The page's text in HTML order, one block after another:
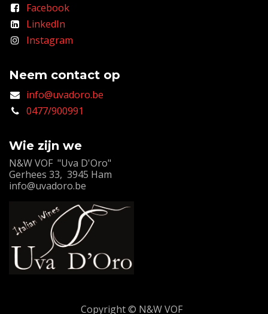
Facebook
LinkedIn
Instagram
Neem contact op
info@uvadoro.be
0477/900991
Wie zijn we
N&W VOF "Uva D'Oro"
Gerhees 33, 3945 Ham
info@uvadoro.be
Copyright © N&W VOF